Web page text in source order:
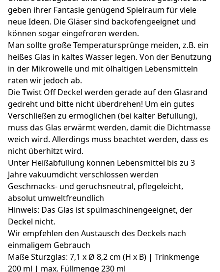
geben ihrer Fantasie genügend Spielraum für viele
neue Ideen. Die Gläser sind backofengeeignet und
können sogar eingefroren werden.
Man sollte große Temperatursprünge meiden, z.B. ein
heißes Glas in kaltes Wasser legen. Von der Benutzung
in der Mikrowelle und mit ölhaltigen Lebensmitteln
raten wir jedoch ab.
Die Twist Off Deckel werden gerade auf den Glasrand
gedreht und bitte nicht überdrehen! Um ein gutes
Verschließen zu ermöglichen (bei kalter Befüllung),
muss das Glas erwärmt werden, damit die Dichtmasse
weich wird. Allerdings muss beachtet werden, dass es
nicht überhitzt wird.
Unter Heißabfüllung können Lebensmittel bis zu 3
Jahre vakuumdicht verschlossen werden
Geschmacks- und geruchsneutral, pflegeleicht,
absolut umweltfreundlich
Hinweis: Das Glas ist spülmaschinengeeignet, der
Deckel nicht.
Wir empfehlen den Austausch des Deckels nach
einmaligem Gebrauch
Maße Sturzglas: 7,1 x Ø 8,2 cm (H x B) | Trinkmenge
200 ml | max. Füllmenge 230 ml